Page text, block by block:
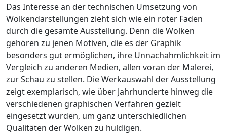
Das Interesse an der technischen Umsetzung von
Wolkendarstellungen zieht sich wie ein roter Faden
durch die gesamte Ausstellung. Denn die Wolken
gehören zu jenen Motiven, die es der Graphik
besonders gut ermöglichen, ihre Unnachahmlichkeit im
Vergleich zu anderen Medien, allen voran der Malerei,
zur Schau zu stellen. Die Werkauswahl der Ausstellung
zeigt exemplarisch, wie über Jahrhunderte hinweg die
verschiedenen graphischen Verfahren gezielt
eingesetzt wurden, um ganz unterschiedlichen
Qualitäten der Wolken zu huldigen.